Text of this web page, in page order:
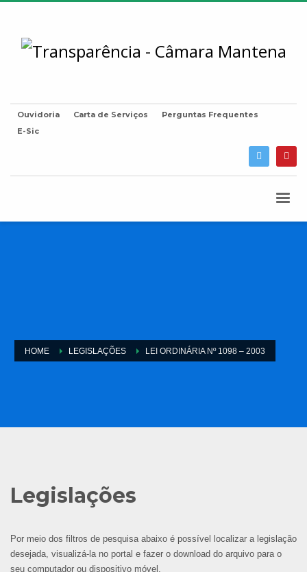
Ouvidoria Carta de Serviços
Perguntas Frequentes
E-Sic
HOME LEGISLAÇÕES LEI ORDINÁRIA Nº 1098 – 2003
Legislações
Por meio dos filtros de pesquisa abaixo é possível localizar a legislação
desejada, visualizá-la no portal e fazer o download do arquivo para o
seu computador ou dispositivo móvel.